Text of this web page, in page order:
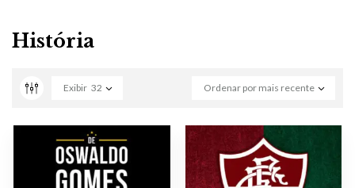
História
Ordenar por mais recente
Exibir 32